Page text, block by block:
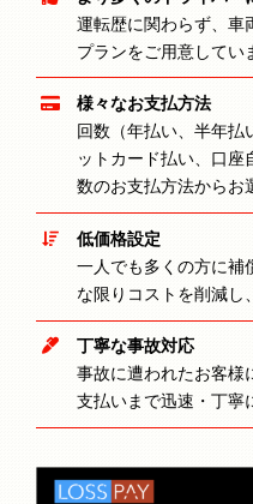
運転歴に関わらず、車
プランをご用意してい
様々なお支払方法
回数（年払い、半年払
ットカード払い、口座
数のお支払方法からお
低価格設定
一人でも多くの方に補
な限りコストを削減し
丁寧な事故対応
事故に遭われたお客様
支払いまで迅速・丁寧